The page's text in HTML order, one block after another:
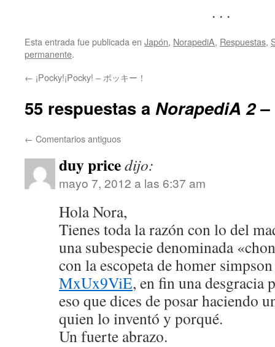
. . .
Esta entrada fue publicada en Japón, NorapediA, Respuestas,
permanente.
← ¡Pocky!¡Pocky! – ポッキー！
55 respuestas a NorapediA 2 –
← Comentarios antiguos
duy pricedijo:
mayo 7, 2012 a las 6:37 am
Hola Nora,
Tienes toda la razón con lo del
una subespecie denominada
con la escopeta de homer
MxUx9ViE, en fin una desgracia
eso que dices de posar haciendo
quien lo inventó y porqué.
Un fuerte abrazo.